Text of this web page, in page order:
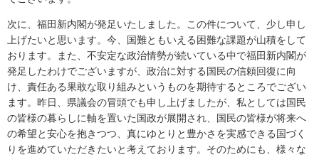
次に、福田新内閣が発足いたしました。この件について、少し申し
上げたいと思います。今、国難ともいえる困難な課題が山積をして
おります。また、不安定な政治情勢が続いている中で福田新内閣が
発足したわけでございますが、政治に対する国民の信頼回復に向
け、責任ある果敢な取り組みというものを期待するところでござい
ます。昨日、県議会の冒頭でも申し上げましたが、私としては国民
の皆様の暮らしに軸を置いた国政が展開され、国民の皆様が将来へ
の希望と安心を抱きつつ、真にゆとりと豊かさを実感できる国づく
りを進めていただきたいと考えております。そのためにも、様々な